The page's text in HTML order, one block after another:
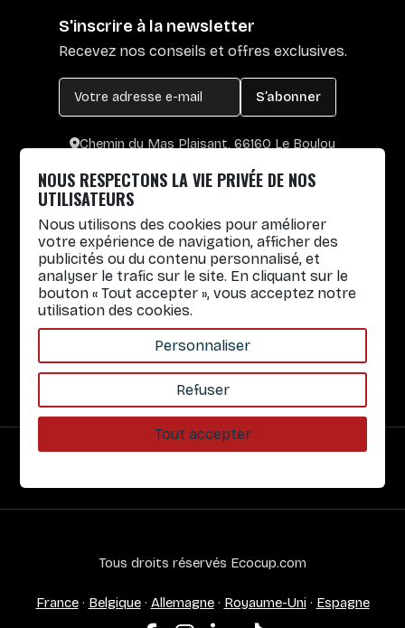
S'inscrire à la newsletter
Recevez nos conseils et offres exclusives.
S’abonner
Chemin du Mas Plaisant, 66160 Le Boulou
Lun. au Vend. : 8h30-12h30 / 14h-17h
Gobelets réutilisables
Infos pratiques
Liens rapides
Nos Services
À propos
Tous droits réservés Ecocup.com
France· Belgique· Allemagne· Royaume-Uni · Espagne
NOUS RESPECTONS LA VIE PRIVÉE DE NOS
UTILISATEURS
Nous utilisons des cookies pour améliorer
votre expérience de navigation, afficher des
publicités ou du contenu personnalisé, et
analyser le trafic sur le site. En cliquant sur le
bouton « Tout accepter », vous acceptez notre
utilisation des cookies.
Personnaliser
Refuser
Tout accepter